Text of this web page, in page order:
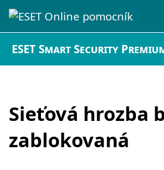
ESET Smart Security
Sieťová hrozba
zablokovaná